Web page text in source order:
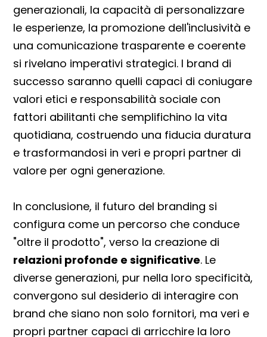
generazionali, la capacità di personalizzare
le esperienze, la promozione dell'inclusività e
una comunicazione trasparente e coerente
si rivelano imperativi strategici. I brand di
successo saranno quelli capaci di coniugare
valori etici e responsabilità sociale con
fattori abilitanti che semplifichino la vita
quotidiana, costruendo una fiducia duratura
e trasformandosi in veri e propri partner di
valore per ogni generazione.
In conclusione, il futuro del branding si
configura come un percorso che conduce
"oltre il prodotto", verso la creazione di
relazioni profonde e significative. Le
diverse generazioni, pur nella loro specificità,
convergono sul desiderio di interagire con
brand che siano non solo fornitori, ma veri e
propri partner capaci di arricchire la loro